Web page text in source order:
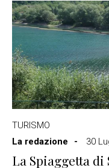
TURISMO
La redazione
30
La Spiaggetta di